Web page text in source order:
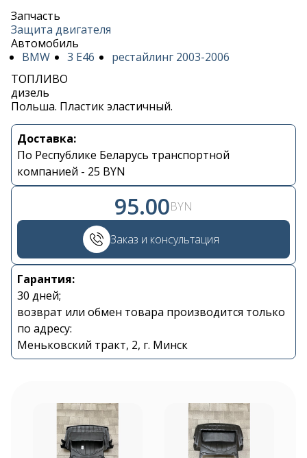
Запчасть
Защита двигателя
Автомобиль
BMW
3 E46
рестайлинг 2003-2006
ТОПЛИВО
дизель
Польша. Пластик эластичный.
Доставка:
По Республике Беларусь транспортной
компанией - 25 BYN
95.00BYN
Заказ и консультация
Гарантия:
30 дней;
возврат или обмен товара производится только
по адресу:
Меньковский тракт, 2, г. Минск
Контакты
+375 29 870 15 80
Viber
shupik21@bk.ru